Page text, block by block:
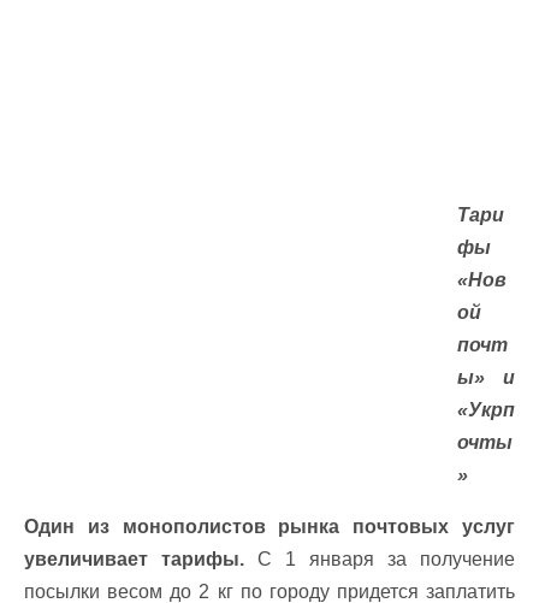
Тари
фы
«Нов
ой
почт
ы» и
«Укрп
очты
»
Один из монополистов рынка почтовых услуг
увеличивает тарифы. С 1 января за получение
посылки весом до 2 кг по городу придется заплатить